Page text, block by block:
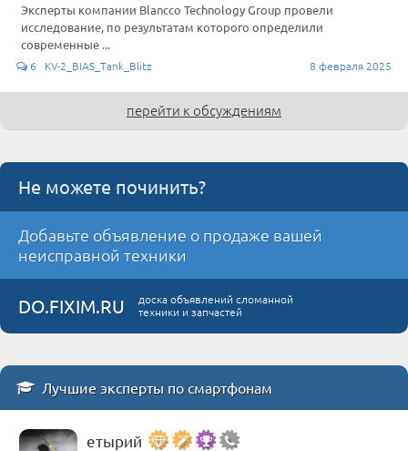
Эксперты компании Blancco Technology Group провели
исследование, по результатам которого определили
современные ...
6 KV-2_BIAS_Tank_Blitz 8 февраля 2025
перейти к обсуждениям
Не можете починить?
Добавьте объявление о продаже вашей
неисправной техники
DO.FIXIM.RU
доска объявлений сломанной
техники и запчастей
Лучшие эксперты по смартфонам
етырий